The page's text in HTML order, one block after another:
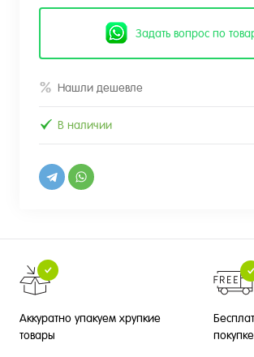
Задать вопрос по
Нашли дешевле
В наличии
Аккуратно упакуем хрупкие
товары